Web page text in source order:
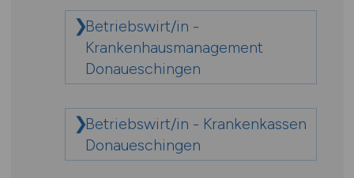
Betriebswirt/in -
Krankenhausmanagement
Donaueschingen
Betriebswirt/in - Krankenkassen
Donaueschingen